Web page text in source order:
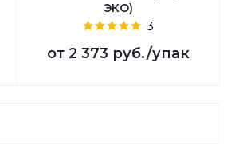
ЭКО)
3
от 2 373 руб./упак